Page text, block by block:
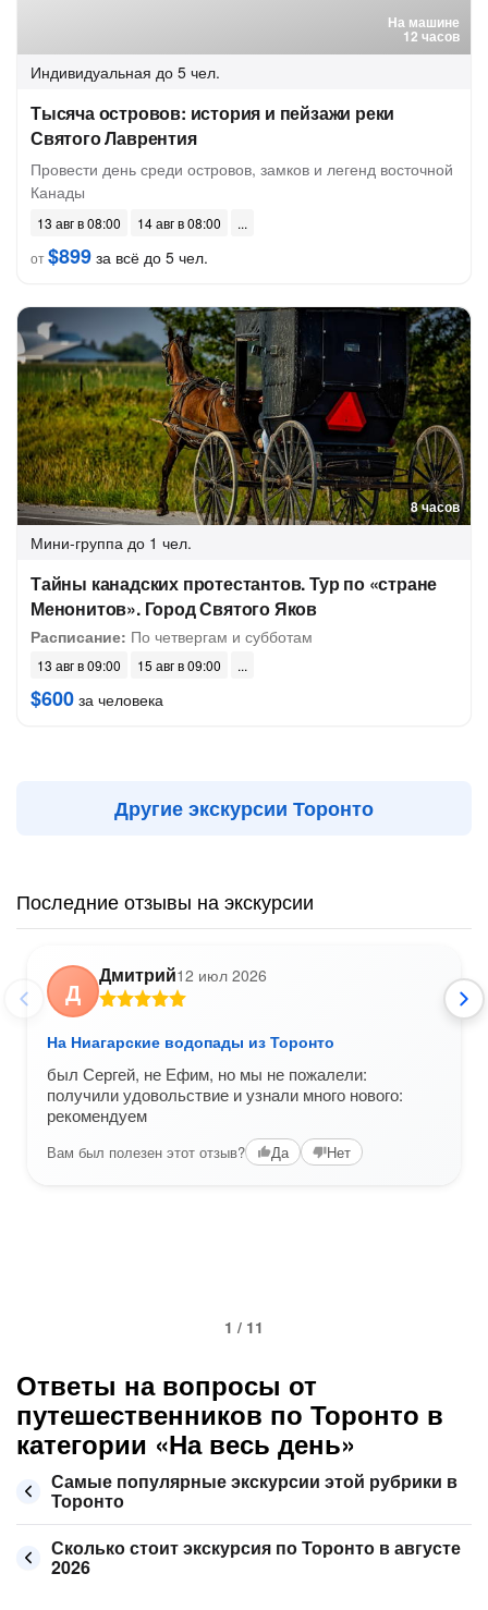
На машине
12 часов
Индивидуальная до 5 чел.
Тысяча островов: история и пейзажи реки
Святого Лаврентия
Провести день среди островов, замков и легенд восточной
Канады
13 авг в 08:00
14 авг в 08:00
от$899 за всё до 5 чел.
8 часов
Мини-группа до 1 чел.
Тайны канадских протестантов. Тур по «стране
Менонитов». Город Святого Яков
Расписание: По четвергам и субботам
13 авг в 09:00 15 авг в 09:00
$600 за человека
Другие экскурсии Торонто
Последние отзывы на экскурсии
Д
Дмитрий12 июл 2026
На Ниагарские водопады из Торонто
был Сергей, не Ефим, но мы не пожалели:
получили удовольствие и узнали много нового:
рекомендуем
Вам был полезен этот отзыв? Да Нет
1 / 11
Ответы на вопросы от
путешественников по Торонто в
категории «На весь день»
Самые популярные экскурсии этой рубрики в
Торонто
Сколько стоит экскурсия по Торонто в августе
2026